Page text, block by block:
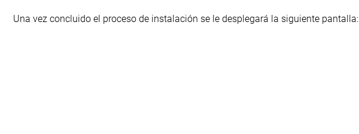
Una vez concluido el proceso de instalación se le desplegará la siguiente pantalla: